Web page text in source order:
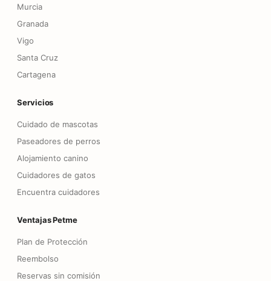
Murcia
Granada
Vigo
Santa Cruz
Cartagena
Servicios
Cuidado de mascotas
Paseadores de perros
Alojamiento canino
Cuidadores de gatos
Encuentra cuidadores
Ventajas Petme
Plan de Protección
Reembolso
Reservas sin comisión